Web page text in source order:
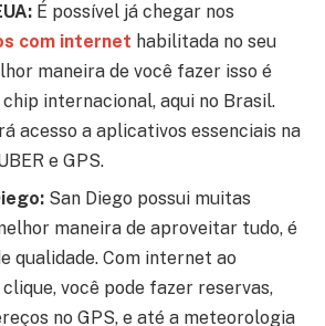
É possível já chegar nos
com internet habilitada no seu
maneira de você fazer isso é
internacional, aqui no Brasil.
acesso a aplicativos essenciais na
e GPS.
San Diego possui muitas
maneira de aproveitar tudo, é
qualidade. Com internet ao
você pode fazer reservas,
no GPS, e até a meteorologia